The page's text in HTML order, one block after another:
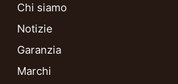
Chi siamo
Notizie
Garanzia
Marchi